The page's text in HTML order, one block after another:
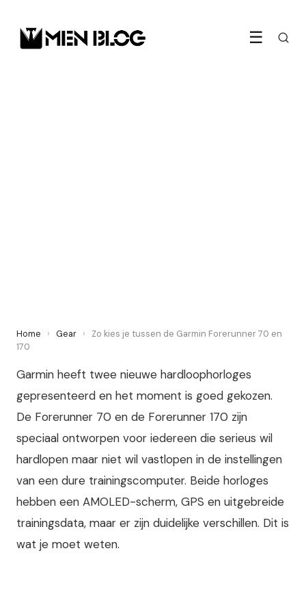
☰
Home › Gear ›
Zo kies je tussen de Garmin Forerunner 70 en
170
Garmin heeft twee nieuwe hardloophorloges
gepresenteerd en het moment is goed gekozen.
De Forerunner 70 en de Forerunner 170 zijn
speciaal ontworpen voor iedereen die serieus wil
hardlopen maar niet wil vastlopen in de instellingen
van een dure trainingscomputer. Beide horloges
hebben een AMOLED-scherm, GPS en uitgebreide
trainingsdata, maar er zijn duidelijke verschillen. Dit is
wat je moet weten.